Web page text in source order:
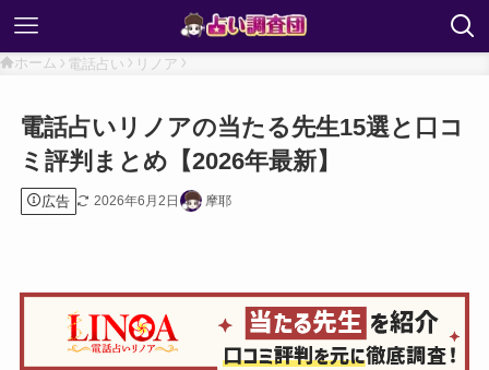
ホーム 電話占い リノア
電話占いリノアの当たる先生15選と口コ
ミ評判まとめ【2026年最新】
広告 2026年6月2日 摩耶